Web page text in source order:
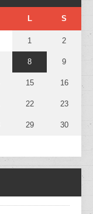
L S
1 2
8 9
15 16
22 23
29 30